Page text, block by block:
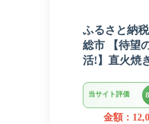
ふるさと納
総市 【待望
活!】直火焼
ラスソース
22個入り
当サイト評価
金額：